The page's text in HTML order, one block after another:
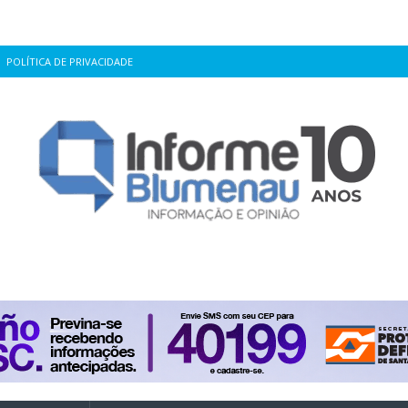
POLÍTICA DE PRIVACIDADE